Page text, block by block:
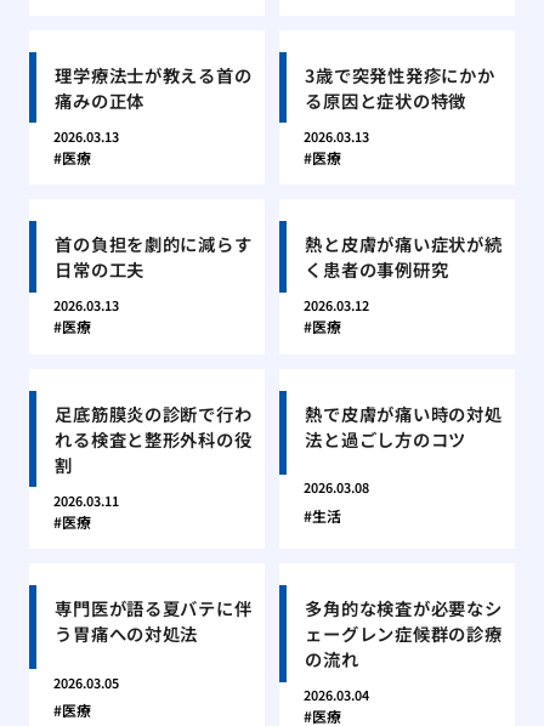
理学療法士が教える首の
痛みの正体
2026.03.13
医療
3歳で突発性発疹にかか
る原因と症状の特徴
2026.03.13
医療
首の負担を劇的に減らす
日常の工夫
2026.03.13
医療
熱と皮膚が痛い症状が続
く患者の事例研究
2026.03.12
医療
足底筋膜炎の診断で行わ
れる検査と整形外科の役
割
2026.03.11
医療
熱で皮膚が痛い時の対処
法と過ごし方のコツ
2026.03.08
生活
専門医が語る夏バテに伴
う胃痛への対処法
2026.03.05
医療
多角的な検査が必要なシ
ェーグレン症候群の診療
の流れ
2026.03.04
医療